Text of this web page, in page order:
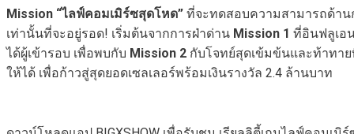
Mission “ไลฟ์คอมเมิร์ซสุดโหด” ที่จะทดสอบความสามารถด้าน
เท่านั้นที่จะอยู่รอด! เริ่มต้นจากการฝ่าด่าน Mission 1 ที่อินฟลูเอ
ได้ผู้เข้ารอบ เพื่อพบกับ Mission 2 กับโจทย์สุดเข้มข้นและท้าทา
ให้ได้ เพื่อก้าวสู่สุดยอดเซลเลอร์พร้อมเงินรางวัล 2.4 ล้านบาท